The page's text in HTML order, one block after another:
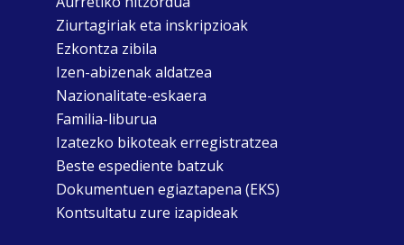
Ziurtagiriak eta inskripzioak
Ezkontza zibila
Izen-abizenak aldatzea
Nazionalitate-eskaera
Familia-liburua
Izatezko bikoteak erregistratzea
Beste espediente batzuk
Dokumentuen egiaztapena (EKS)
Kontsultatu zure izapideak